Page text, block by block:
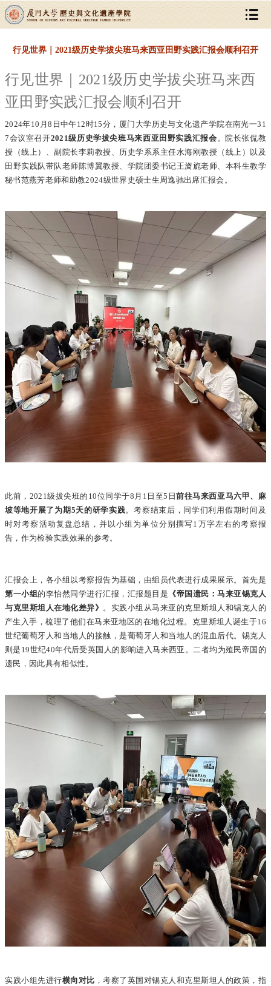
行见世界｜2021级历史学拔尖班马来西亚田野实践汇报会顺利召开
行见世界｜2021级历史学拔尖班马来西
亚田野实践汇报会顺利召开
2024年10月8日中午12时15分，厦门大学历史与文化遗产学院在南光一31
7会议室召开2021级历史学拔尖班马来西亚田野实践汇报会 。院长张侃教
授（线上）、副院长李莉教授、历史学系系主任水海刚教授（线上）以及
田野实践队带队老师陈博翼教授、学院团委书记王旖旎老师、本科生教学
秘书范燕芳老师和助教2024级世界史硕士生周逸驰出席汇报会。
此前，2021级拔尖班的10位同学于8月1日至5日前往马来西亚马六甲、麻
坡等地开展了为期5天的研学实践。考察结束后，同学们利用假期时间及
时对考察活动复盘总结，并以小组为单位分别撰写1万字左右的考察报
告，作为检验实践效果的参考。
汇报会上，各小组以考察报告为基础，由组员代表进行成果展示。首先是
第一小组的李怡然同学进行汇报，汇报题目是 《帝国遗民：马来亚锡克人
与克里斯坦人在地化差异》 。实践小组从马来亚的克里斯坦人和锡克人的
产生入手，梳理了他们在马来亚地区的在地化过程。克里斯坦人诞生于16
世纪葡萄牙人和当地人的接触，是葡萄牙人和当地人的混血后代。锡克人
则是19世纪40年代后受英国人的影响进入马来西亚。二者均为殖民帝国的
遗民，因此具有相似性。
实践小组先进行横向对比 ，考察了英国对锡克人和克里斯坦人的政策，指